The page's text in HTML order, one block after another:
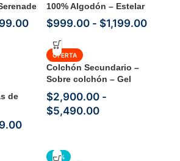
100% Algodón – Estelar
$999.00 - $1,199.00
de
OFERTA
Colchón Secundario –
Sobre colchón – Gel
Memory Foam
$2,900.00 -
$5,490.00
-5%